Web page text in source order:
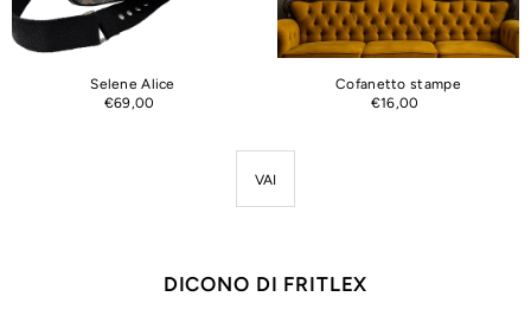
Selene Alice
€69,00
Cofanetto stampe
€16,00
VAI
DICONO DI FRITLEX